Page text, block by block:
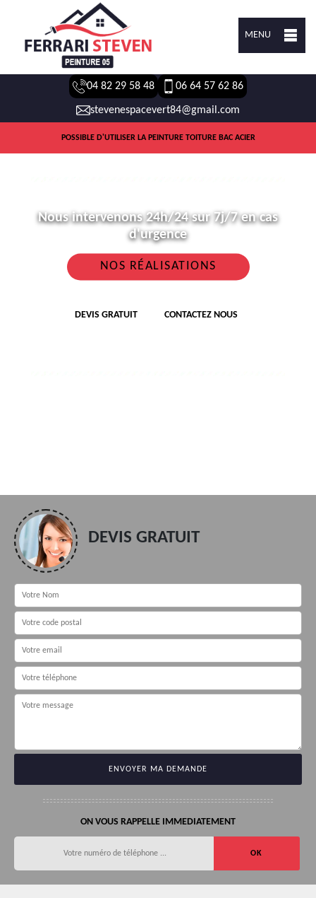
MENU
04 82 29 58 48 06 64 57 62 86
stevenespacevert84@gmail.com
POSSIBLE D'UTILISER LA PEINTURE TOITURE BAC ACIER
Nous intervenons 24h/24 sur 7j/7 en cas
d'urgence
NOS RÉALISATIONS
DEVIS GRATUIT CONTACTEZ NOUS
DEVIS GRATUIT
ON VOUS RAPPELLE IMMEDIATEMENT